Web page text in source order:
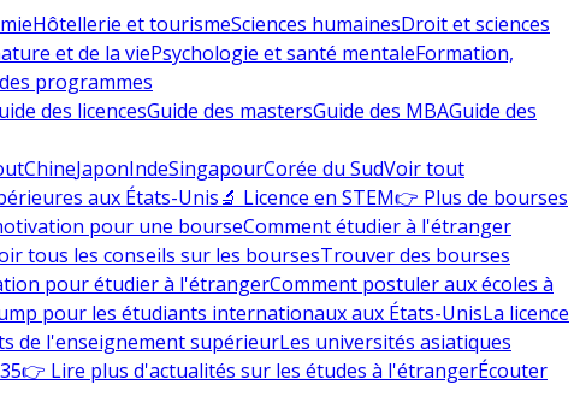
Hôtellerie et tourismeSciences humainesDroit et sciences
et de la viePsychologie et santé mentaleFormation,
programmes
des licencesGuide des mastersGuide des MBAGuide des
ChineJaponIndeSingapourCorée du SudVoir tout
aux États-Unis🔬 Licence en STEM👉 Plus de bourses
pour une bourseComment étudier à l'étranger
tous les conseils sur les boursesTrouver des bourses
pour étudier à l'étrangerComment postuler aux écoles à
pour les étudiants internationaux aux États-UnisLa licence
de l'enseignement supérieurLes universités asiatiques
👉 Lire plus d'actualités sur les études à l'étrangerÉcouter